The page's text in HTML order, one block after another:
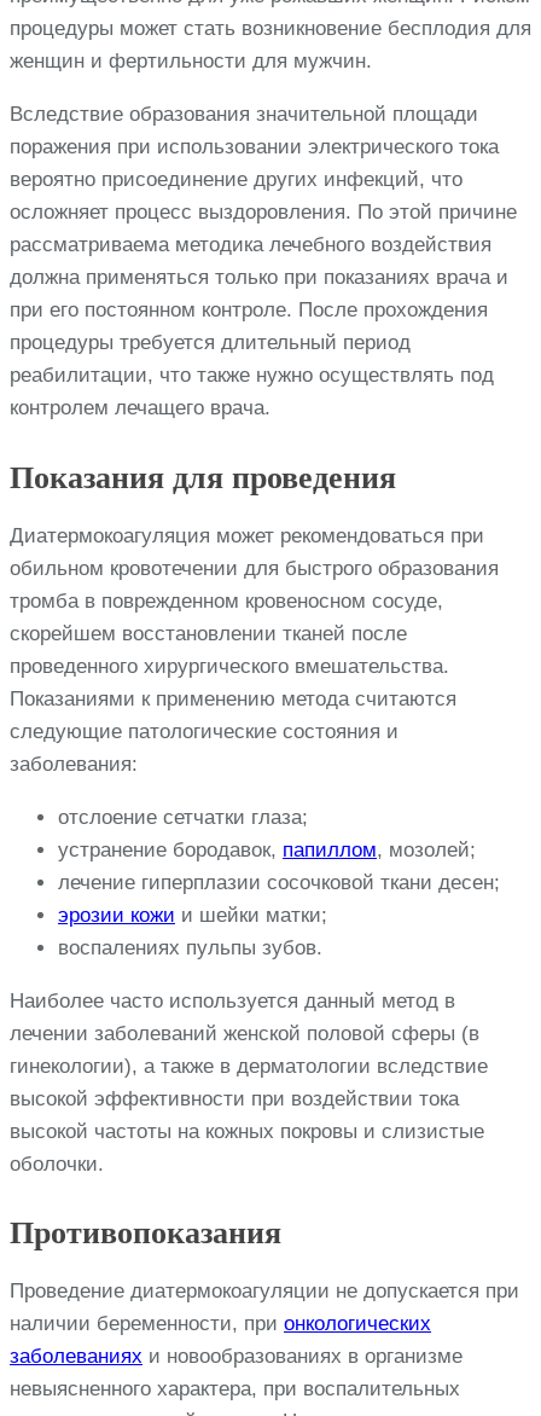
процедуры может стать возникновение бесплодия для
женщин и фертильности для мужчин.
Вследствие образования значительной площади
поражения при использовании электрического тока
вероятно присоединение других инфекций, что
осложняет процесс выздоровления. По этой причине
рассматриваема методика лечебного воздействия
должна применяться только при показаниях врача и
при его постоянном контроле. После прохождения
процедуры требуется длительный период
реабилитации, что также нужно осуществлять под
контролем лечащего врача.
Показания для проведения
Диатермокоагуляция может рекомендоваться при
обильном кровотечении для быстрого образования
тромба в поврежденном кровеносном сосуде,
скорейшем восстановлении тканей после
проведенного хирургического вмешательства.
Показаниями к применению метода считаются
следующие патологические состояния и
заболевания:
отслоение сетчатки глаза;
устранение бородавок, папиллом, мозолей;
лечение гиперплазии сосочковой ткани десен;
эрозии кожи и шейки матки;
воспалениях пульпы зубов.
Наиболее часто используется данный метод в
лечении заболеваний женской половой сферы (в
гинекологии), а также в дерматологии вследствие
высокой эффективности при воздействии тока
высокой частоты на кожных покровы и слизистые
оболочки.
Противопоказания
Проведение диатермокоагуляции не допускается при
наличии беременности, при онкологических
заболеваниях и новообразованиях в организме
невыясненного характера, при воспалительных